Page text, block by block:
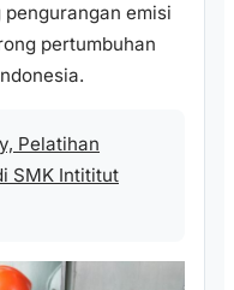
emisi
pertumbuhan
Pelatihan
SMK Intititut